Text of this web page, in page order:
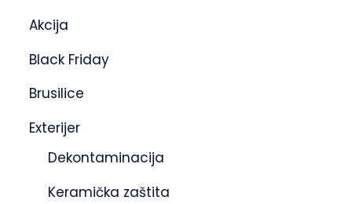
Akcija
Black Friday
Brusilice
Exterijer
Dekontaminacija
Keramička zaštita